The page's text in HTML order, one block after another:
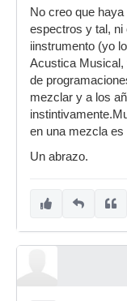
No creo que
espectros y tal,
iinstrumento (yo
Acustica Musical,
de
mezclar y a los
en una mezcla es
Un abrazo.